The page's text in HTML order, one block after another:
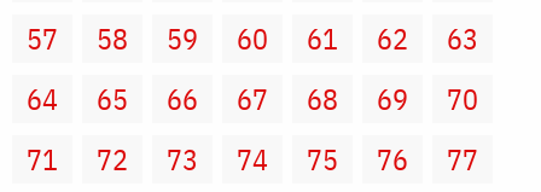
57
58 59 60 61 62
63
64
65 66 67 68 69
70
71
72 73 74 75 76
77